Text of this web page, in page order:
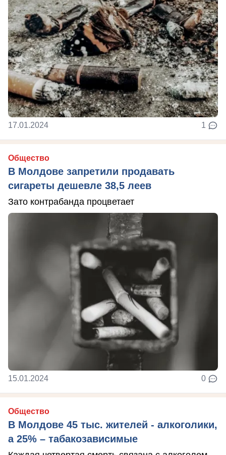
17.01.2024 1
Общество
В Молдове запретили продавать
сигареты дешевле 38,5 леев
Зато контрабанда процветает
15.01.2024 0
Общество
В Молдове 45 тыс. жителей - алкоголики,
а 25% – табакозависимые